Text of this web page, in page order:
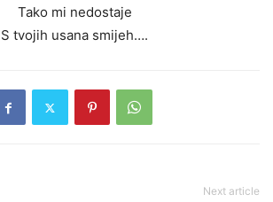
Tako mi nedostaje
S tvojih usana smijeh….
Next article